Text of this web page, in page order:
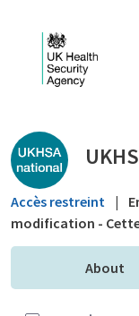
Public library
Accès restreint |
modification -
About